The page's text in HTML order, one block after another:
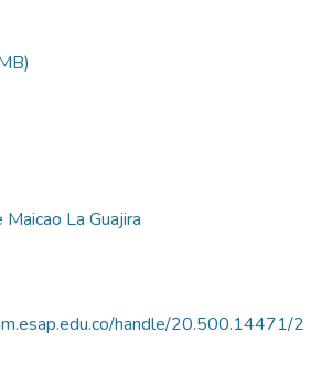
La Guajira
handle/20.500.14471/2